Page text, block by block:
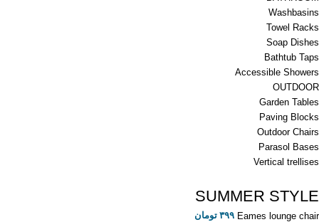
Washbasins
Towel Racks
Soap Dishes
Bathtub Taps
Accessible Showers
OUTDOOR
Garden Tables
Paving Blocks
Outdoor Chairs
Parasol Bases
Vertical trellises
SUMMER STYLE
Eames lounge chair ۳۹۹ تومان